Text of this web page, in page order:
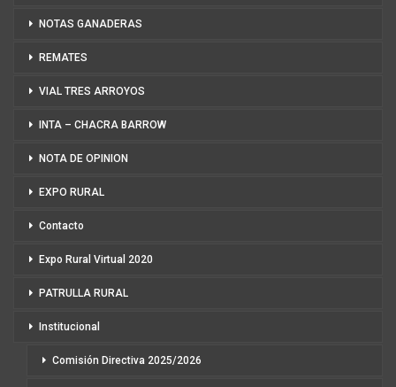
NOTAS GANADERAS
REMATES
VIAL TRES ARROYOS
INTA – CHACRA BARROW
NOTA DE OPINION
EXPO RURAL
Contacto
Expo Rural Virtual 2020
PATRULLA RURAL
Institucional
Comisión Directiva 2025/2026